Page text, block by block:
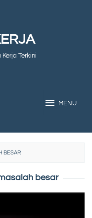
Terkini
MENU
BESAR
besar